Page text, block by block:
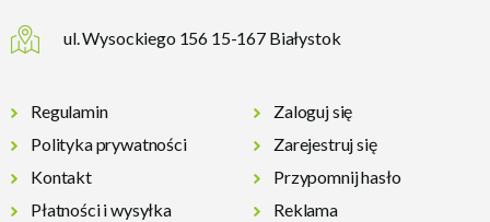
ul. Wysockiego 156 15-167 Białystok
Regulamin
Polityka prywatności
Kontakt
Płatności i wysyłka
Zaloguj się
Zarejestruj się
Przypomnij hasło
Reklama